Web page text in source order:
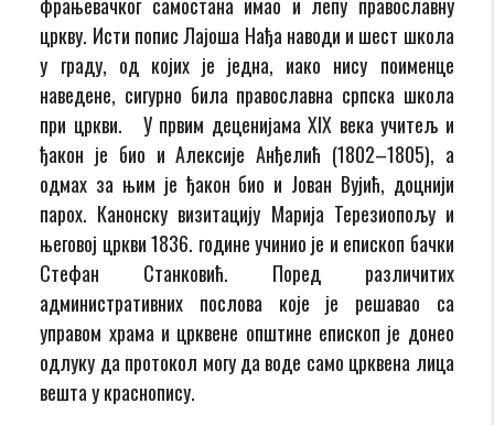
цркву. Исти попис Лајоша Нађа наводи и шест школа
у граду, од којих је једна, иако нису поименце
наведене, сигурно била православна српска школа
при цркви. У првим деценијама XIX века учитељ и
ђакон је био и Алексије Анђелић (1802–1805), а
одмах за њим је ђакон био и Јован Вујић, доцнији
парох. Канонску визитацију Марија Терезиопољу и
његовој цркви 1836. године учинио је и епископ бачки
Стефан Станковић. Поред различитих
административних послова које је решавао са
управом храма и црквене општине епископ је донео
одлуку да протокол могу да воде само црквена лица
вешта у краснопису.